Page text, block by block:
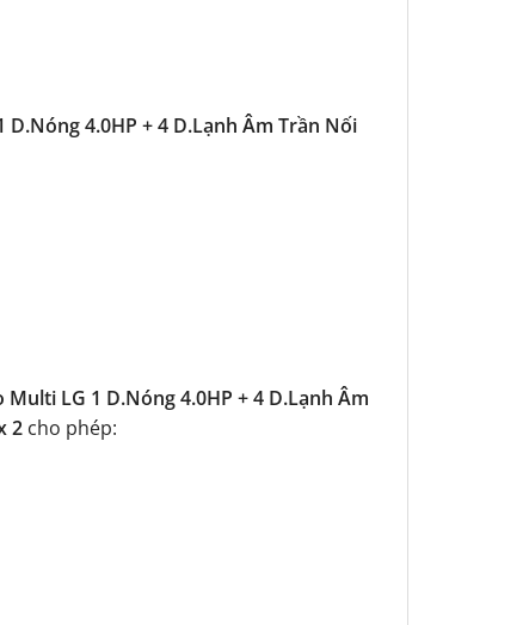
D.Nóng 4.0HP + 4 D.Lạnh Âm Trần Nối
Multi LG 1 D.Nóng 4.0HP + 4 D.Lạnh Âm
2cho phép: